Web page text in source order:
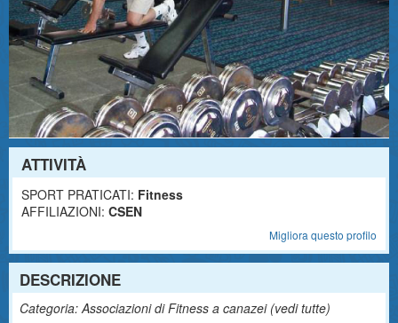
ATTIVITÀ
SPORT PRATICATI: Fitness
AFFILIAZIONI: CSEN
Migliora questo profilo
DESCRIZIONE
Categoria: Associazioni di Fitness a canazei (vedi tutte)